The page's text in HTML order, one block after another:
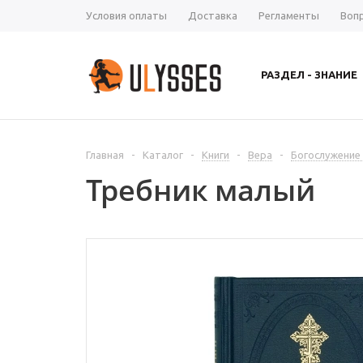
Условия оплаты Доставка Регламенты
РАЗДЕЛ - ЗНАНИЕ
Главная - Каталог - Книги - Вера -
Требник малый